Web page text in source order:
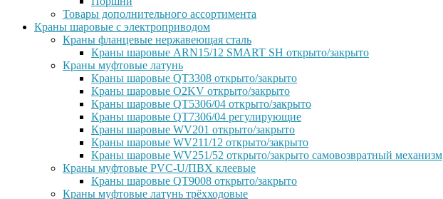
Товары дополнительного ассортимента
Краны шаровые с электроприводом
Краны фланцевые нержавеющая сталь
Краны шаровые ARN15/12 SMART SH открыто/закрыто
Краны муфтовые латунь
Краны шаровые QT3308 открыто/закрыто
Краны шаровые O2KV открыто/закрыто
Краны шаровые QT5306/04 открыто/закрыто
Краны шаровые QT7306/04 регулирующие
Краны шаровые WV201 открыто/закрыто
Краны шаровые WV211/12 открыто/закрыто
Краны шаровые WV251/52 открыто/закрыто самовозвратный механизм
Краны муфтовые PVC-U/ПВХ клеевые
Краны шаровые QT9008 открыто/закрыто
Краны муфтовые латунь трёхходовые